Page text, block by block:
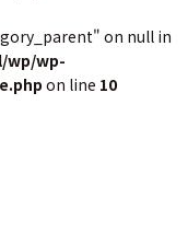
on null in
wp/wp-
on line 10